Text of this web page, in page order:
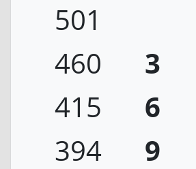
501
460
3
415
6
394
9